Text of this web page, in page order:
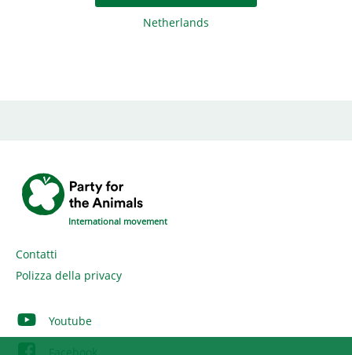
Netherlands
International movement
Contatti
Polizza della privacy
Youtube